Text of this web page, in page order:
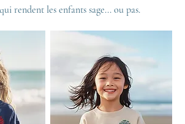
rendent les enfants sage... ou pas.